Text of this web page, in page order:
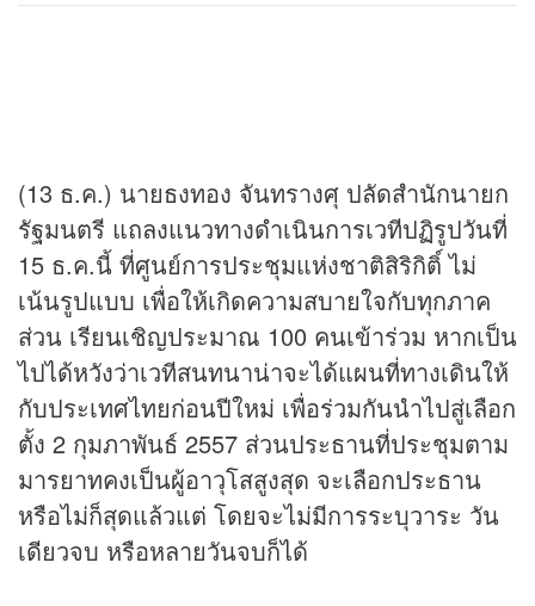
(13 ธ.ค.) นายธงทอง จันทรางศุ ปลัดสำนักนายก
รัฐมนตรี แถลงแนวทางดำเนินการเวทีปฏิรูปวันที่
15 ธ.ค.นี้ ที่ศูนย์การประชุมแห่งชาติสิริกิติ์ ไม่
เน้นรูปแบบ เพื่อให้เกิดความสบายใจกับทุกภาค
ส่วน เรียนเชิญประมาณ 100 คนเข้าร่วม หากเป็น
ไปได้หวังว่าเวทีสนทนาน่าจะได้แผนที่ทางเดินให้
กับประเทศไทยก่อนปีใหม่ เพื่อร่วมกันนำไปสู่เลือก
ตั้ง 2 กุมภาพันธ์ 2557 ส่วนประธานที่ประชุมตาม
มารยาทคงเป็นผู้อาวุโสสูงสุด จะเลือกประธาน
หรือไม่ก็สุดแล้วแต่ โดยจะไม่มีการระบุวาระ วัน
เดียวจบ หรือหลายวันจบก็ได้